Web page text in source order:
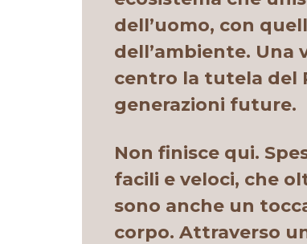
dell’uomo, con
dell’ambiente. Una
centro la tutela del
generazioni
Non finisce qui.
facili e veloci, che
sono anche un
corpo. Attraverso